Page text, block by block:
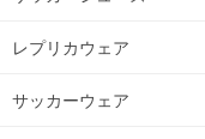
レプリカウェア
サッカーウェア